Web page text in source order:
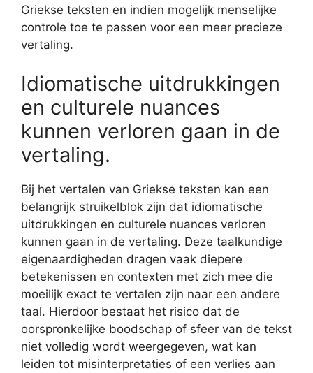
Griekse teksten en indien mogelijk menselijke
controle toe te passen voor een meer precieze
vertaling.
Idiomatische uitdrukkingen
en culturele nuances
kunnen verloren gaan in de
vertaling.
Bij het vertalen van Griekse teksten kan een
belangrijk struikelblok zijn dat idiomatische
uitdrukkingen en culturele nuances verloren
kunnen gaan in de vertaling. Deze taalkundige
eigenaardigheden dragen vaak diepere
betekenissen en contexten met zich mee die
moeilijk exact te vertalen zijn naar een andere
taal. Hierdoor bestaat het risico dat de
oorspronkelijke boodschap of sfeer van de tekst
niet volledig wordt weergegeven, wat kan
leiden tot misinterpretaties of een verlies aan